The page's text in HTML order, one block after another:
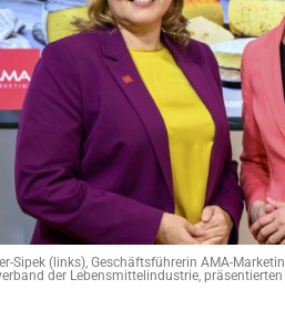
Sipek (links), Geschäftsführerin AMA-
der Lebensmittelindustrie,